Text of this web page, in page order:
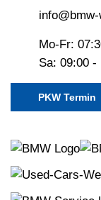
Mo-Fr:
Sa: 09:00 -
PKW Termin